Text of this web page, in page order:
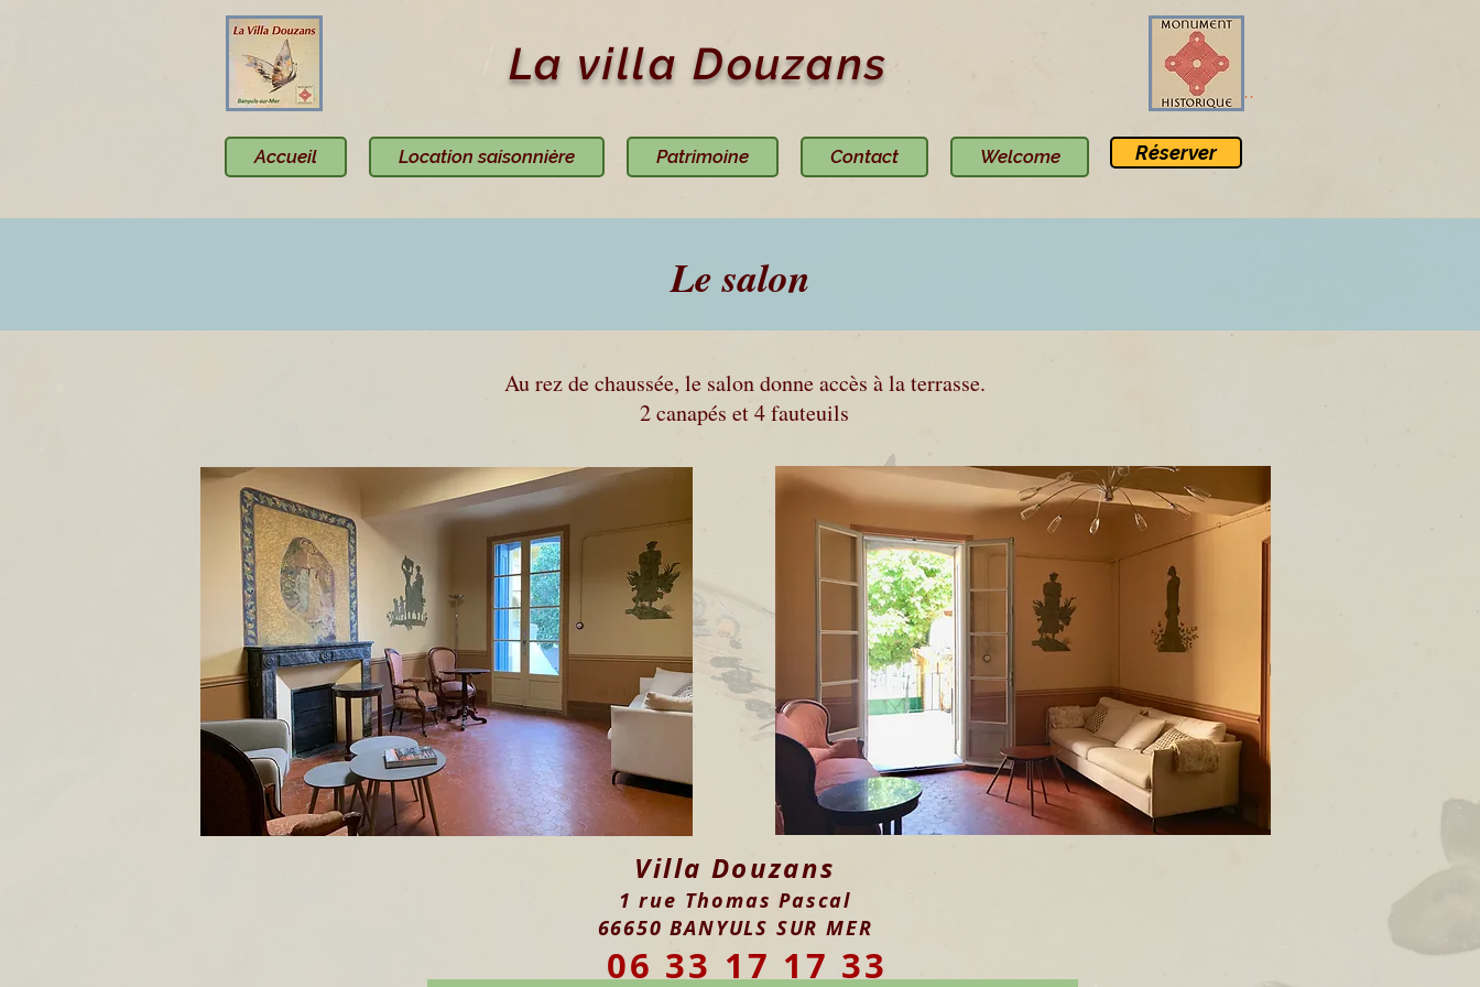
Se connecter
La villa Douzans
Accueil Location saisonnière Patrimoine Contact Welcome Réserver
Le salon
Au rez de chaussée, le salon donne accès à la terrasse.
2 canapés et 4 fauteuils
Villa Douzans
1 rue Thomas Pascal
66650 BANYULS SUR MER
06 33 17 17 33